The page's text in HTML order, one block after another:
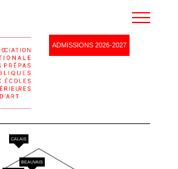
ADMISSIONS 2026-2027
Agenda
Ressources
BEAUVAIS
CALAIS